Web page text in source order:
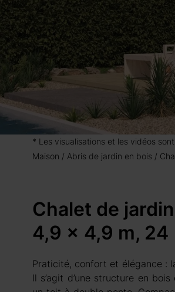
* Les visualisations et les vidéos
Maison
Abris de jardin en bois
Chalet de
4,9 x 4,9 m, 24
Praticité, confort et élégance :
Il s’agit d’une structure en